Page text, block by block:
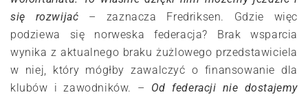
się rozwijać – zaznacza Fredriksen. Gdzie więc
podziewa się norweska federacja? Brak wsparcia
wynika z aktualnego braku żużlowego przedstawiciela
w niej, który mógłby zawalczyć o finansowanie dla
klubów i zawodników. – Od federacji nie dostajemy